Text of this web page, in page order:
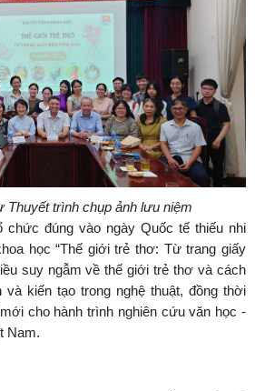
Thuyết trình chụp ảnh lưu niệm
đúng vào ngày Quốc tế thiếu nhi
học “Thế giới trẻ thơ: Từ trang giấy
suy ngẫm về thế giới trẻ thơ và cách
kiến tạo trong nghệ thuật, đồng thời
cho hành trình nghiên cứu văn học -
Nam.